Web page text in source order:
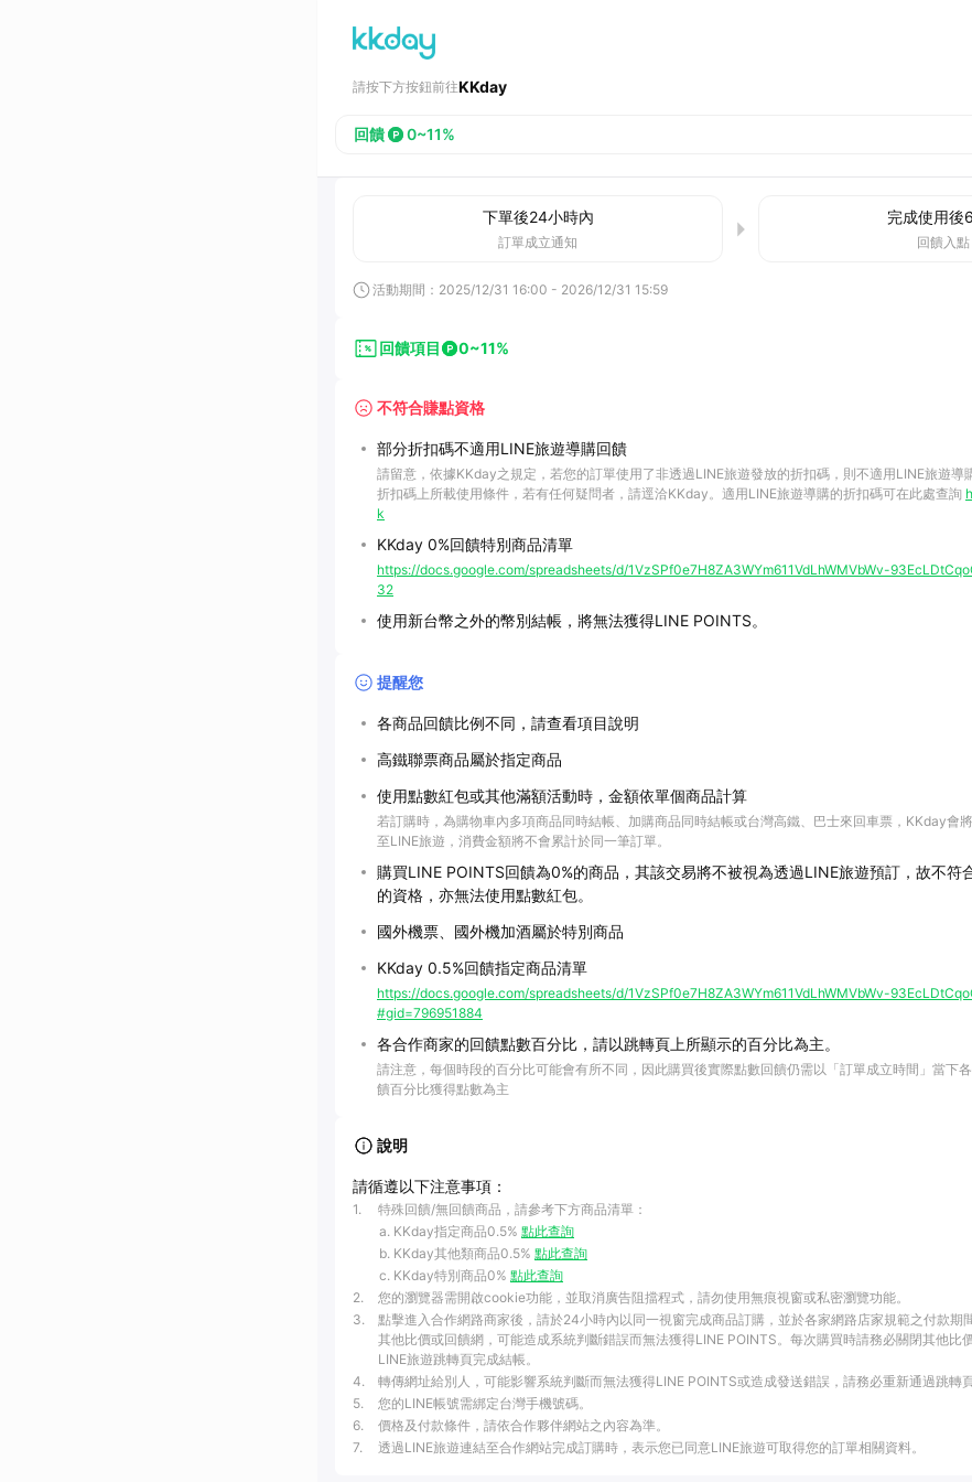
請按下方按鈕前往KKday
回饋 0~11%
下單後24小時內
訂單成立通知
完成使用後
回饋入點
活動期間： 2025/12/31 16:00 - 2026/12/31 15:59
回饋項目 0~11%
不符合賺點資格
部分折扣碼不適用LINE旅遊導購回饋
請留意，依據KKday之規定，若您的訂單使用了非透過LINE旅遊發放的折扣碼，則不適用LINE旅遊導
折扣碼上所載使用條件，若有任何疑問者，請逕洽KKday。適用LINE旅遊導購的折扣碼可在此處查詢
k
KKday 0%回饋特別商品清單
https://docs.google.com/spreadsheets/d/1VzSPf0e7H8ZA3WYm611VdLhWMVbWv-
32
使用新台幣之外的幣別結帳，將無法獲得LINE POINTS。
提醒您
各商品回饋比例不同，請查看項目說明
高鐵聯票商品屬於指定商品
使用點數紅包或其他滿額活動時，金額依單個商品計算
若訂購時，為購物車內多項商品同時結帳、加購商品同時結帳或台灣高鐵、巴士來回車票，KKday會
至LINE旅遊，消費金額將不會累計於同一筆訂單。
購買LINE POINTS回饋為0%的商品，其該交易將不被視為透過LINE旅遊預訂，故不符
的資格，亦無法使用點數紅包。
國外機票、國外機加酒屬於特別商品
KKday 0.5%回饋指定商品清單
https://docs.google.com/spreadsheets/d/1VzSPf0e7H8ZA3WYm611VdLhWMVbWv-
#gid=796951884
各合作商家的回饋點數百分比，請以跳轉頁上所顯示的百分比為主。
請注意，每個時段的百分比可能會有所不同，因此購買後實際點數回饋仍需以「訂單成立時間」當下
饋百分比獲得點數為主
說明
請循遵以下注意事項：
1.
特殊回饋/無回饋商品，請參考下方商品清單：
KKday指定商品0.5% 點此查詢
KKday其他類商品0.5% 點此查詢
KKday特別商品0% 點此查詢
2.
您的瀏覽器需開啟cookie功能，並取消廣告阻擋程式，請勿使用無痕視窗或私密瀏覽功能。
3.
點擊進入合作網路商家後，請於24小時內以同一視窗完成商品訂購，並於各家網路店家規範之付款期
其他比價或回饋網，可能造成系統判斷錯誤而無法獲得LINE POINTS。每次購買時請務必關閉其他比
LINE旅遊跳轉頁完成結帳。
4.
轉傳網址給別人，可能影響系統判斷而無法獲得LINE POINTS或造成發送錯誤，請務必重新通過跳轉頁
5.
您的LINE帳號需綁定台灣手機號碼。
6.
價格及付款條件，請依合作夥伴網站之內容為準。
7. 透過LINE旅遊連結至合作網站完成訂購時，表示您已同意LINE旅遊可取得您的訂單相關資料。